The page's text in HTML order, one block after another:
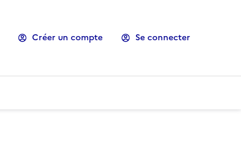
Créer un compte Se connecter